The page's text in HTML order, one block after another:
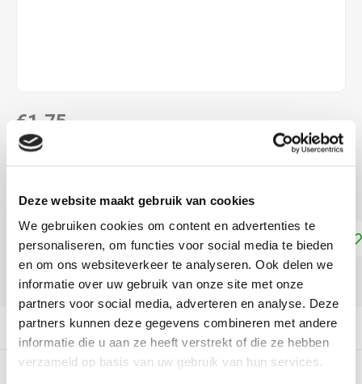
Deze website maakt gebruik van cookies
We gebruiken cookies om content en advertenties te
personaliseren, om functies voor social media te bieden
en om ons websiteverkeer te analyseren. Ook delen we
informatie over uw gebruik van onze site met onze
partners voor social media, adverteren en analyse. Deze
partners kunnen deze gegevens combineren met andere
informatie die u aan ze heeft verstrekt of die ze hebben
verzameld op basis van uw gebruik van hun services.
€1,75
DIRECT LEVERBAAR
schrijft als een gelpen Lees meer
Toevoegen aan winkelwagen
DELEN:
Productomschrijving
Gerelateerde producten